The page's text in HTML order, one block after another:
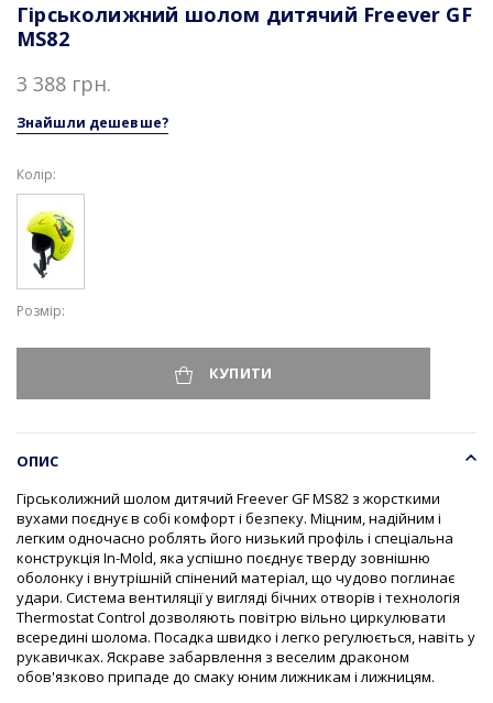
Гірськолижний шолом дитячий Freever GF
MS82
3 388 грн.
Знайшли дешевше?
Колір:
Розмір
КУПИТИ
ОПИС
Гірськолижний шолом дитячий Freever GF MS82 з жорсткими
вухами поєднує в собі комфорт і безпеку. Міцним, надійним і
легким одночасно роблять його низький профіль і спеціальна
конструкція In-Mold, яка успішно поєднує тверду зовнішню
оболонку і внутрішній спінений матеріал, що чудово поглинає
удари. Система вентиляції у вигляді бічних отворів і технологія
Thermostat Control дозволяють повітрю вільно циркулювати
всередині шолома. Посадка швидко і легко регулюється, навіть у
рукавичках. Яскраве забарвлення з веселим драконом
обов'язково припаде до смаку юним лижникам і лижницям.